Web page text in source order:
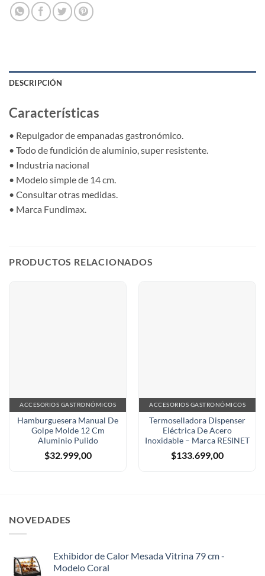
DESCRIPCIÓN
Características
• Repulgador de empanadas gastronómico.
• Todo de fundición de aluminio, super resistente.
• Industria nacional
• Modelo simple de 14 cm.
• Consultar otras medidas.
• Marca Fundimax.
PRODUCTOS RELACIONADOS
ACCESORIOS GASTRONÓMICOS
Hamburguesera Manual De
Golpe Molde 12 Cm
Aluminio Pulido
$32.999,00
ACCESORIOS GASTRONÓMICOS
Termoselladora Dispenser
Eléctrica De Acero
Inoxidable – Marca RESINET
$133.699,00
NOVEDADES
Exhibidor de Calor Mesada Vitrina 79 cm -
Modelo Coral